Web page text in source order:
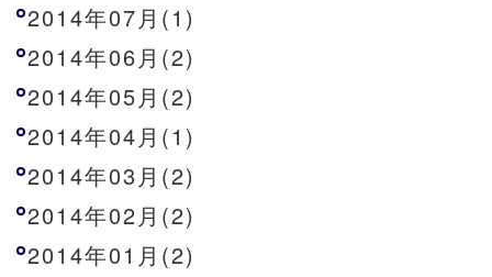
2014年07月(1)
2014年06月(2)
2014年05月(2)
2014年04月(1)
2014年03月(2)
2014年02月(2)
2014年01月(2)